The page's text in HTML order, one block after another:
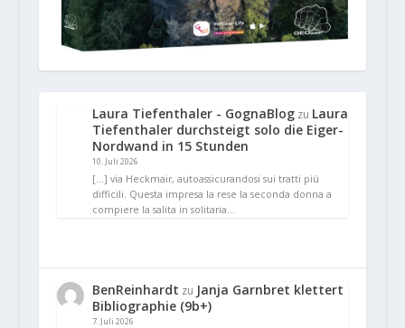
Laura Tiefenthaler - GognaBlogzu Laura
Tiefenthaler durchsteigt solo die Eiger-
Nordwand in 15 Stunden
10. Juli 2026
[…] via Heckmair, autoassicurandosi sui tratti più
difficili. Questa impresa la rese la seconda donna a
compiere la salita in solitaria…
BenReinhardt zu Janja Garnbret klettert
Bibliographie (9b+)
7. Juli 2026